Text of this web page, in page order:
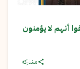
أنهم لا يؤمنون
مشاركة